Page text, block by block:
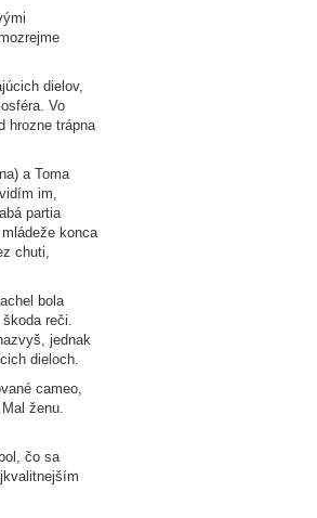
dielov,
Vo
hrozne trápna
a Toma
im,
partia
konca
chuti,
bola
reči.
jednak
dieloch.
cameo,
ženu.
čo sa